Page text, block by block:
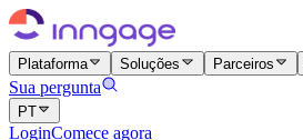
Plataforma Soluções Parceiros
Sua pergunta
PT
LoginComece agora